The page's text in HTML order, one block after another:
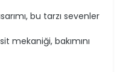
bu tarzı sevenler
mekaniği, bakımını